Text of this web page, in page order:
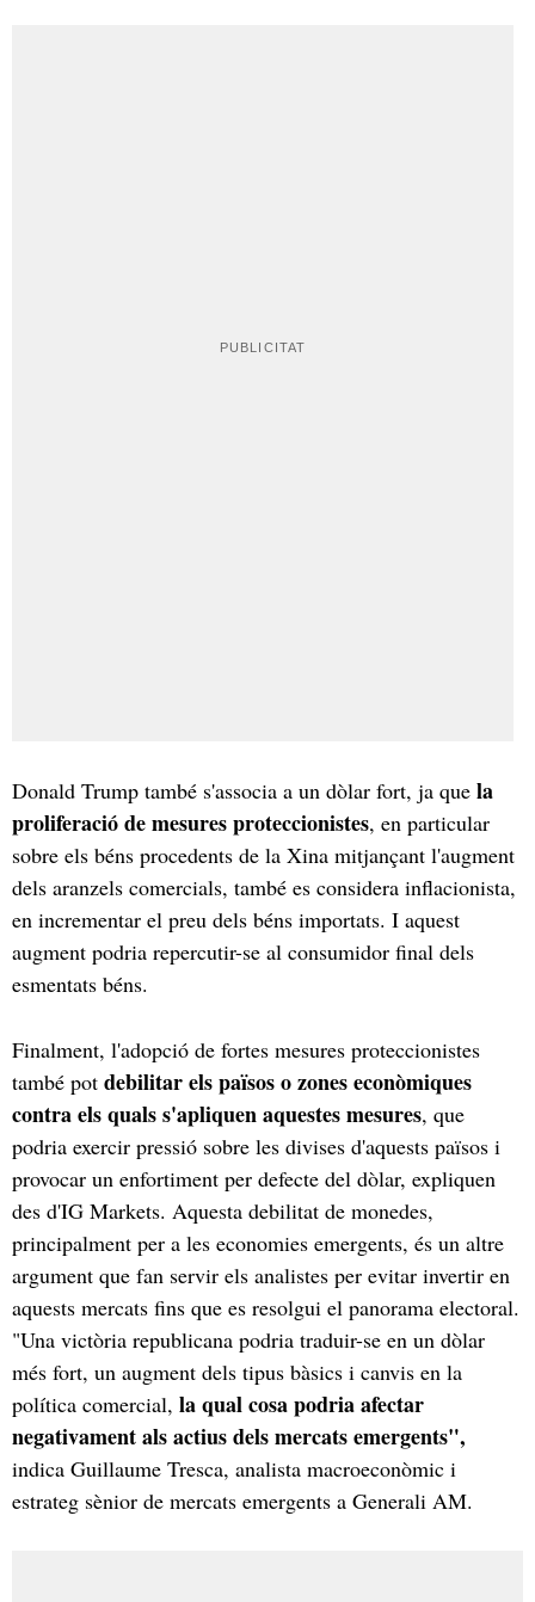
Donald Trump també s'associa a un dòlar fort, ja que la
proliferació de mesures proteccionistes, en particular
sobre els béns procedents de la Xina mitjançant l'augment
dels aranzels comercials, també es considera inflacionista,
en incrementar el preu dels béns importats. I aquest
augment podria repercutir-se al consumidor final dels
esmentats béns.
Finalment, l'adopció de fortes mesures proteccionistes
també pot debilitar els països o zones econòmiques
contra els quals s'apliquen aquestes mesures, que
podria exercir pressió sobre les divises d'aquests països i
provocar un enfortiment per defecte del dòlar, expliquen
des d'IG Markets. Aquesta debilitat de monedes,
principalment per a les economies emergents, és un altre
argument que fan servir els analistes per evitar invertir en
aquests mercats fins que es resolgui el panorama electoral.
"Una victòria republicana podria traduir-se en un dòlar
més fort, un augment dels tipus bàsics i canvis en la
política comercial, la qual cosa podria afectar
negativament als actius dels mercats emergents",
indica Guillaume Tresca, analista macroeconòmic i
estrateg sènior de mercats emergents a Generali AM.